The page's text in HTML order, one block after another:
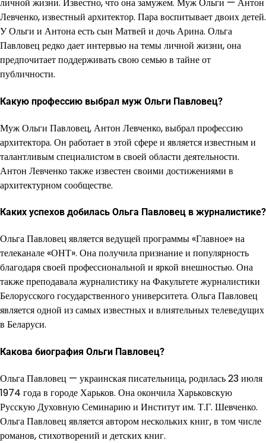
личной жизни. Известно, что она замужем. Муж Ольги — Антон
Левченко, известный архитектор. Пара воспитывает двоих детей.
У Ольги и Антона есть сын Матвей и дочь Арина. Ольга
Павловец редко дает интервью на темы личной жизни, она
предпочитает поддерживать свою семью в тайне от
публичности.
Какую профессию выбрал муж Ольги Павловец?
Муж Ольги Павловец, Антон Левченко, выбрал профессию
архитектора. Он работает в этой сфере и является известным и
талантливым специалистом в своей области деятельности.
Антон Левченко также известен своими достижениями в
архитектурном сообществе.
Каких успехов добилась Ольга Павловец в журналистике?
Ольга Павловец является ведущей программы «Главное» на
телеканале «ОНТ». Она получила признание и популярность
благодаря своей профессиональной и яркой внешностью. Она
также преподавала журналистику на Факультете журналистики
Белорусского государственного университета. Ольга Павловец
является одной из самых известных и влиятельных телеведущих
в Беларуси.
Какова биография Ольги Павловец?
Ольга Павловец — украинская писательница, родилась 23 июля
1974 года в городе Харьков. Она окончила Харьковскую
Русскую Духовную Семинарию и Институт им. Т.Г. Шевченко.
Ольга Павловец является автором нескольких книг, в том числе
романов, стихотворений и детских книг.